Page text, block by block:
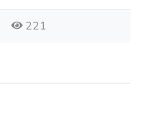
221